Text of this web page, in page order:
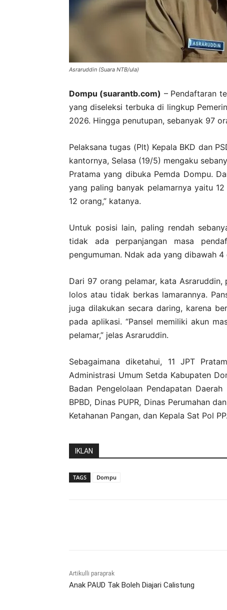
Asraruddin (Suara NTB/ula)
Dompu (suarantb.com) – Pendaftaran
yang diseleksi terbuka di lingkup
2026. Hingga penutupan, sebanyak 97
Pelaksana tugas (Plt) Kepala BKD dan
kantornya, Selasa (19/5) mengaku
Pratama yang dibuka Pemda Dompu.
yang paling banyak pelamarnya yaitu
12 orang,” katanya.
Untuk posisi lain, paling rendah
tidak ada perpanjangan masa
pengumuman. Ndak ada yang dibawah 4
Dari 97 orang pelamar, kata
lolos atau tidak berkas lamarannya.
juga dilakukan secara daring, karena
pada aplikasi. “Pansel memiliki akun
pelamar,” jelas Asraruddin.
Sebagaimana diketahui, 11 JPT
Administrasi Umum Setda Kabupaten
Badan Pengelolaan Pendapatan
BPBD, Dinas PUPR, Dinas Perumahan
Ketahanan Pangan, dan Kepala Sat Pol PP.
IKLAN
TAGS Dompu
Artikulli paraprak
Anak PAUD Tak Boleh Diajari Calistung